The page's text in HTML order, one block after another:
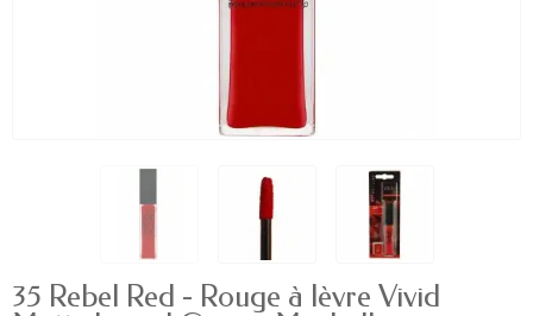
35 Rebel Red - Rouge à lèvre Vivid